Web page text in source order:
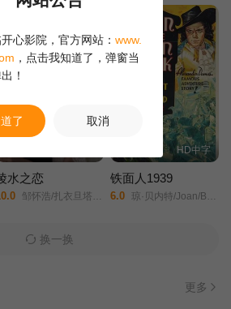
买好人。一面唆使张华来领尤二姐，失
。利用秋桐暗害尤二姐。尤二姐怀胎之
胎，心灰意冷，吞金自杀。尤二姐死后，
尤二姐。
水之恋
邹怀浩/扎衣旦塔依尔/
HD中字
铁面人1939
6.0 琼·贝内特/Joan/Bennett/路易斯·海沃德/Louis/Hayward/华伦·威廉/约瑟夫·希尔德克劳特/
换一换
更多
心影院，官方网站： www.
，点击我知道了，弹窗当
！
了 取消